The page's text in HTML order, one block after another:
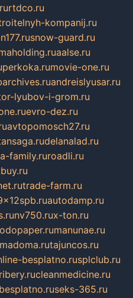
rtdco.ru
kompanij.ru
snow-guard.ru
aalse.ru
perkoka.rumovie-one.ru
andreislyusar.ru
lyubov-i-grom.ru
evro-dez.ru
avtopomosch27.ru
delanalad.ru
family.ruroadli.ru
trade-farm.ru
autodamp.ru
nv750.rux-ton.ru
manunae.ru
madoma.rutajuncos.ru
besplatno.rusplclub.ru
ribery.rucleanmedicine.ru
seks-365.ru